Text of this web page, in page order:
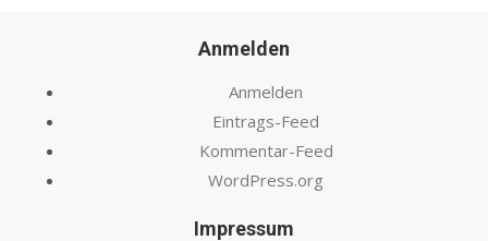
Anmelden
Anmelden
Eintrags-Feed
Kommentar-Feed
WordPress.org
Impressum